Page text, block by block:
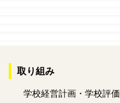
取り組み
学校経営計画・学校評価